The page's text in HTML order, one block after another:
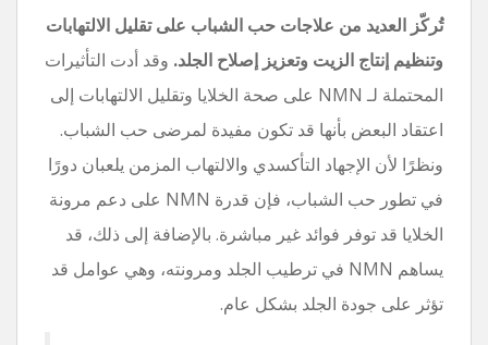
تُركّز العديد من علاجات حب الشباب على تقليل الالتهابات
وتنظيم إنتاج الزيت وتعزيز إصلاح الجلد. وقد أدت التأثيرات
المحتملة لـ NMN على صحة الخلايا وتقليل الالتهابات إلى
اعتقاد البعض بأنها قد تكون مفيدة لمرضى حب الشباب.
ونظرًا لأن الإجهاد التأكسدي والالتهاب المزمن يلعبان دورًا
في تطور حب الشباب، فإن قدرة NMN على دعم مرونة
الخلايا قد توفر فوائد غير مباشرة. بالإضافة إلى ذلك، قد
يساهم NMN في ترطيب الجلد ومرونته، وهي عوامل قد
تؤثر على جودة الجلد بشكل عام.